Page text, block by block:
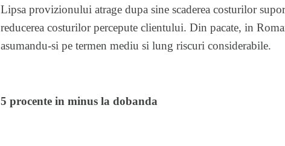
Lipsa provizionului atrage dupa sine scaderea costurilor
reducerea costurilor percepute clientului. Din pacate, in
asumandu-si pe termen mediu si lung riscuri considerabile.
5 procente in minus la dobanda